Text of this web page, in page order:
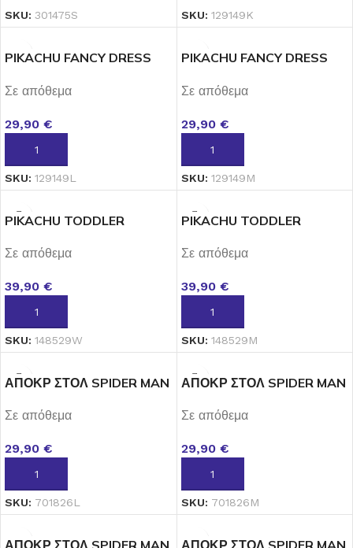
SKU: 301475S SKU: 129149K
PIKACHU FANCY DRESS
Σε απόθεμα
29,90 €
ΠΡΟΣΘΉΚΗ ΣΤΟ ΚΑΛΆΘΙ
SKU: 129149L
PIKACHU FANCY DRESS
Σε απόθεμα
29,90 €
ΠΡΟΣΘΉΚΗ ΣΤΟ ΚΑΛΆΘΙ
SKU: 129149M
PIKACHU TODDLER
Σε απόθεμα
39,90 €
ΠΡΟΣΘΉΚΗ ΣΤΟ ΚΑΛΆΘΙ
SKU: 148529W
PIKACHU TODDLER
Σε απόθεμα
39,90 €
ΠΡΟΣΘΉΚΗ ΣΤΟ ΚΑΛΆΘΙ
SKU: 148529M
ΑΠΟΚΡ ΣΤΟΛ SPIDER MAN
Σε απόθεμα
29,90 €
ΠΡΟΣΘΉΚΗ ΣΤΟ ΚΑΛΆΘΙ
SKU: 701826L
ΑΠΟΚΡ ΣΤΟΛ SPIDER MAN
Σε απόθεμα
29,90 €
ΠΡΟΣΘΉΚΗ ΣΤΟ ΚΑΛΆΘΙ
SKU: 701826M